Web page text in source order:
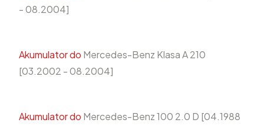
- 08.2004]
Akumulator do Mercedes-Benz Klasa A 210
[03.2002 - 08.2004]
Akumulator do Mercedes-Benz 100 2.0 D [04.1988